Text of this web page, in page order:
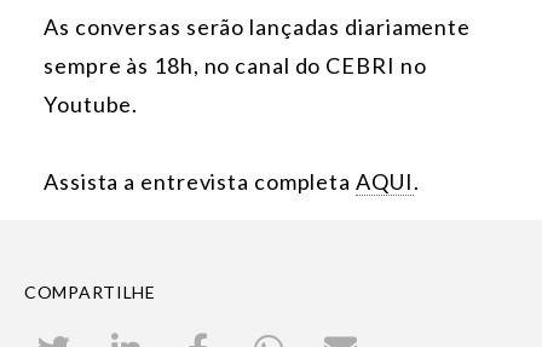
As conversas serão lançadas diariamente
sempre às 18h, no canal do CEBRI no
Youtube.
Assista a entrevista completa AQUI.
COMPARTILHE